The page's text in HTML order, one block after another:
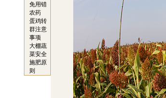
免用错
农药
蛋鸡转
群注意
事项
大棚蔬
菜安全
施肥原
则